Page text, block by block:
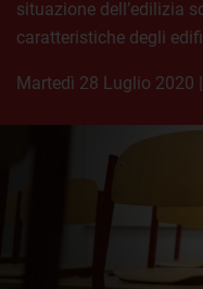
situazione dell’edilizia
caratteristiche degli
martedì 28 Luglio 2020 |